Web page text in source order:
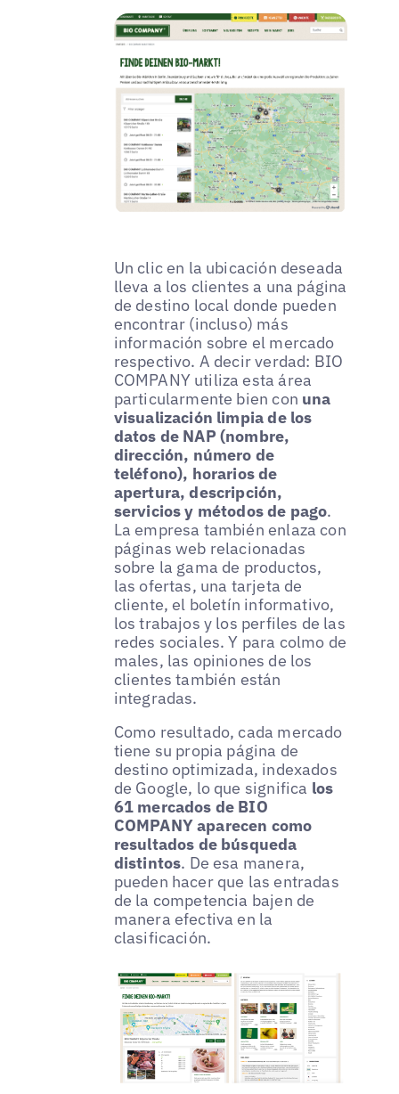
Un clic en la ubicación deseada
lleva a los clientes a una página
de destino local donde pueden
encontrar (incluso) más
información sobre el mercado
respectivo. A decir verdad: BIO
COMPANY utiliza esta área
particularmente bien con una
visualización limpia de los
datos de NAP (nombre,
dirección, número de
teléfono), horarios de
apertura, descripción,
servicios y métodos de pago.
La empresa también enlaza con
páginas web relacionadas
sobre la gama de productos,
las ofertas, una tarjeta de
cliente, el boletín informativo,
los trabajos y los perfiles de las
redes sociales. Y para colmo de
males, las opiniones de los
clientes también están
integradas.
Como resultado, cada mercado
tiene su propia página de
destino optimizada, indexados
de Google, lo que significa los
61 mercados de BIO
COMPANY aparecen como
resultados de búsqueda
distintos. De esa manera,
pueden hacer que las entradas
de la competencia bajen de
manera efectiva en la
clasificación.